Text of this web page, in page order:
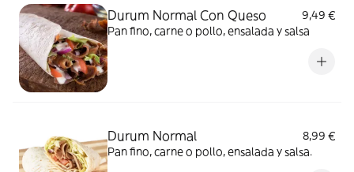
Durum Normal Con Queso
9,49 €
Pan fino, carne o pollo, ensalada y salsa
Durum Normal
8,99 €
Pan fino, carne o pollo, ensalada y salsa.